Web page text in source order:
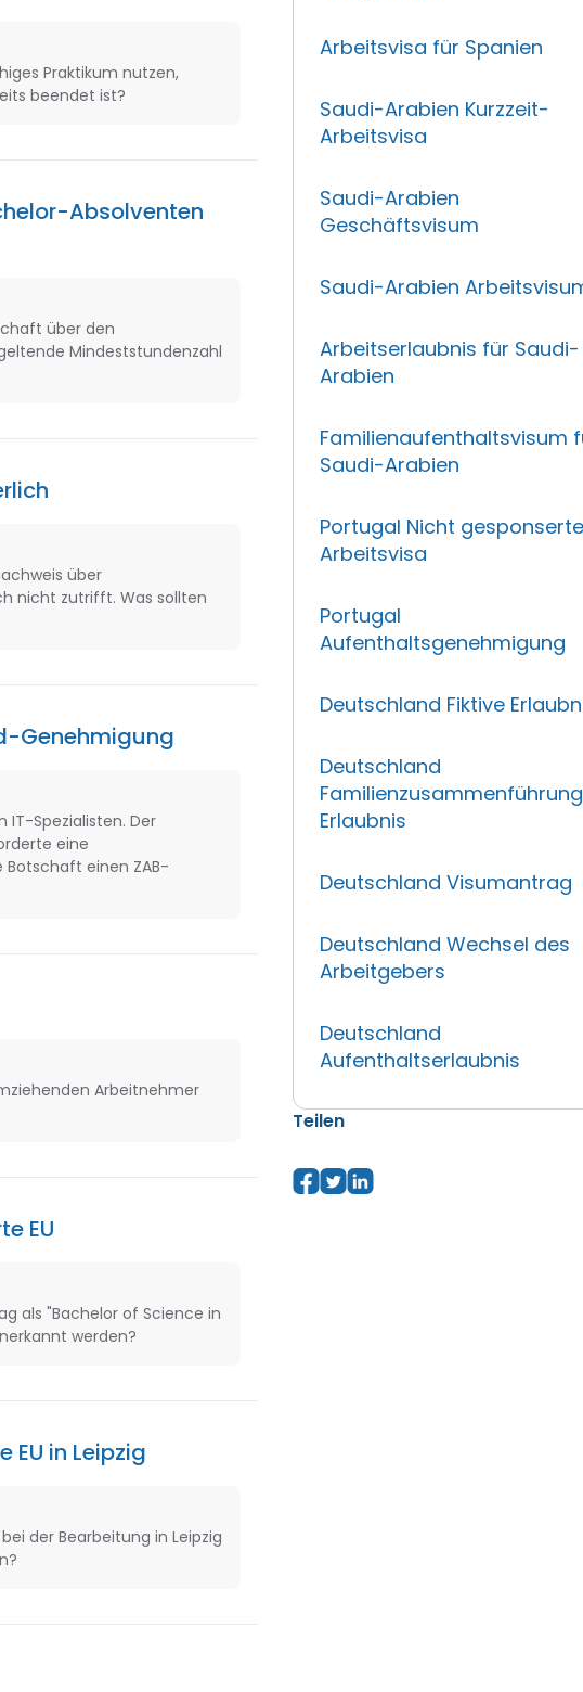
Praktikum nutzen,
beendet ist?
Absolventen
über den
Mindeststundenzahl
über
nicht zutrifft. Was sollten
Genehmigung
IT-Spezialisten. Der
eine
Botschaft einen ZAB-
Arbeitnehmer
EU
als "Bachelor of Science in
werden?
in Leipzig
der Bearbeitung in Leipzig
Arbeitsvisa für Spanien
Saudi-Arabien Kurzzeit-
Arbeitsvisa
Saudi-Arabien
Geschäftsvisum
Saudi-Arabien
Arbeitserlaubnis für Saudi-
Arabien
Familienaufenthaltsvisum
Saudi-Arabien
Portugal Nicht
Arbeitsvisa
Portugal
Aufenthaltsgenehmigung
Deutschland Fiktive
Deutschland
Familienzusammenführung
Erlaubnis
Deutschland Visumantrag
Deutschland Wechsel des
Arbeitgebers
Deutschland
Aufenthaltserlaubnis
Teilen